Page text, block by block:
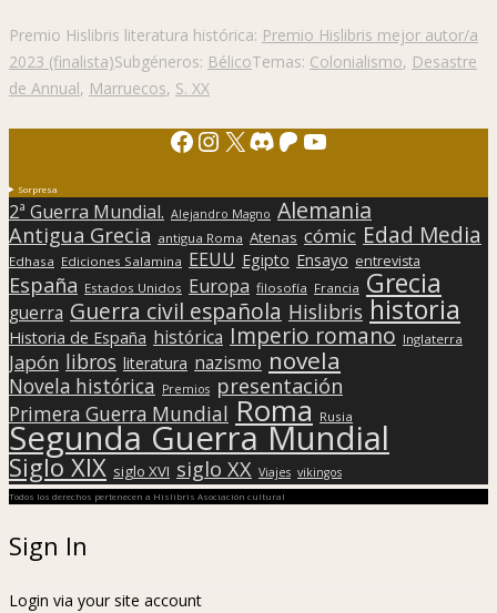
Premio Hislibris literatura histórica: Premio Hislibris mejor autor/a
2023 (finalista)Subgéneros: BélicoTemas: Colonialismo, Desastre
de Annual, Marruecos, S. XX
Facebook
Instagram
X Discord
Patreon
YouTube
Sorpresa
2ª Guerra Mundial. Alejandro Magno Alemania
Antigua Grecia antigua Roma Atenas cómic Edad Media
Edhasa Ediciones Salamina EEUU Egipto Ensayo entrevista
España Estados Unidos Europa filosofía Francia Grecia
guerra Guerra civil española Hislibris historia
Historia de España histórica Imperio romano Inglaterra
Japón libros literatura nazismo novela
Novela histórica Premios presentación
Primera Guerra Mundial Roma Rusia
Segunda Guerra Mundial
Siglo XIX siglo XVI siglo XX Viajes vikingos
Todos los derechos pertenecen a Hislibris Asociación cultural
Sign In
Login via your site account